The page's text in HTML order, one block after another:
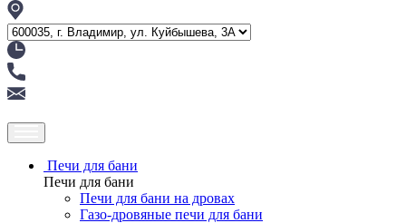
Печи для бани
Печи для бани
Печи для бани на дровах
Газо-дровяные печи для бани